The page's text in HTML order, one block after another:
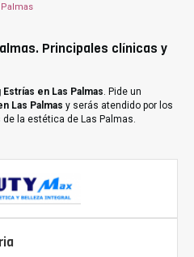
Palmas
Principales clínicas y
en Las Palmas. Pide un
Las Palmas y serás atendido por los
la estética de Las Palmas.